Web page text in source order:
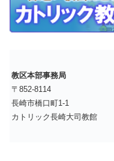
教区本部事務局
〒852-8114
長崎市橋口町1-1
カトリック長崎大司教館